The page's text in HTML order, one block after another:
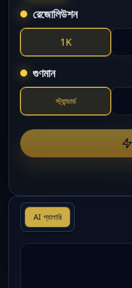
রেজোলিউশন
1K
গুণমান
স্ট্যান্ডার্ড
AI গ্যালারি